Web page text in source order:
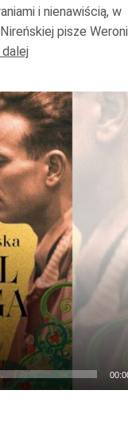
i nienawiścią, w
pisze